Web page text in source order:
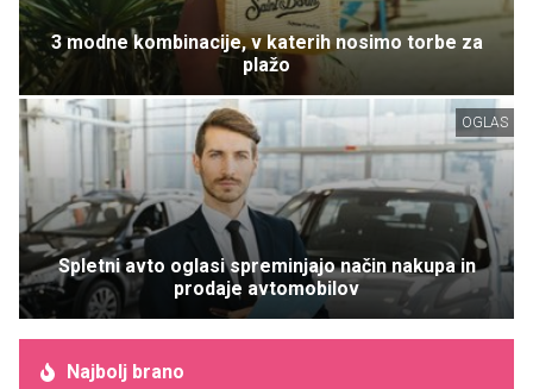
3 modne kombinacije, v katerih nosimo torbe za
plažo
OGLAS
Spletni avto oglasi spreminjajo način nakupa in
prodaje avtomobilov
Najbolj brano